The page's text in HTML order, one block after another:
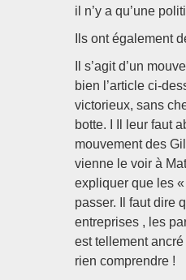
il n’y a qu’une
Ils ont également
Il s’agit d’un
bien l’article ci-
victorieux, sans
botte. I Il leur faut
mouvement des
vienne le voir à
expliquer que les
passer. Il faut dire
entreprises , les
est tellement
rien comprendre !